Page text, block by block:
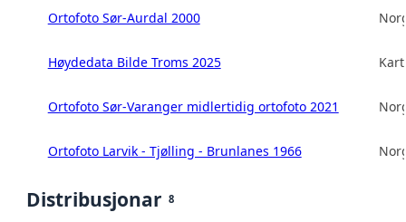
Ortofoto Sør-Aurdal 2000
Høydedata Bilde Troms 2025
Ortofoto Sør-Varanger midlertidig ortofoto 2021
Ortofoto Larvik - Tjølling - Brunlanes 1966
Distribusjonar 8